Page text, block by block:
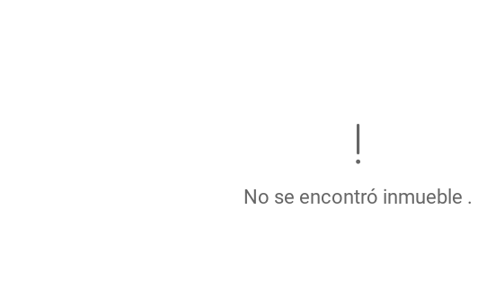
No se encontró inmueble .